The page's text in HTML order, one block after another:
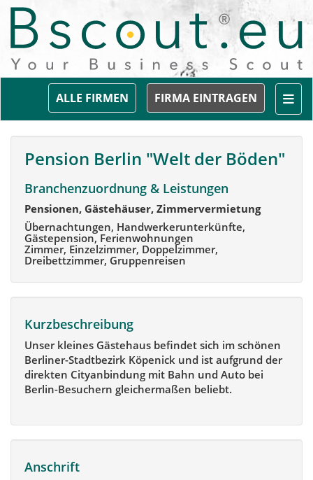
FIRMA EINTRAGEN
ALLE FIRMEN
Pension Berlin "Welt der Böden"
Branchenzuordnung & Leistungen
Pensionen, Gästehäuser, Zimmervermietung
Übernachtungen, Handwerkerunterkünfte,
Gästepension, Ferienwohnungen
Zimmer, Einzelzimmer, Doppelzimmer,
Dreibettzimmer, Gruppenreisen
Kurzbeschreibung
Unser kleines Gästehaus befindet sich im schönen
Berliner-Stadtbezirk Köpenick und ist aufgrund der
direkten Cityanbindung mit Bahn und Auto bei
Berlin-Besuchern gleichermaßen beliebt.
Anschrift